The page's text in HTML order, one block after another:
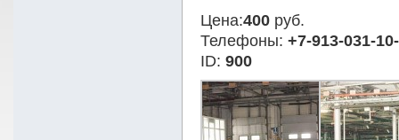
Цена:400 руб.
Телефоны: +7-913-031-
ID: 900